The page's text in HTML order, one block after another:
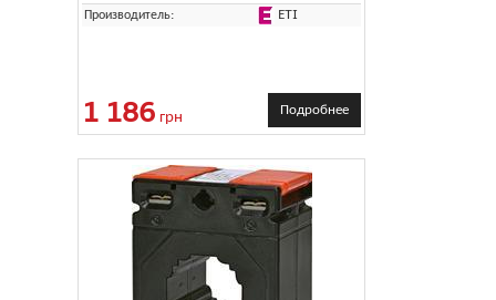
Производитель: ETI
1 186 грн Подробнее